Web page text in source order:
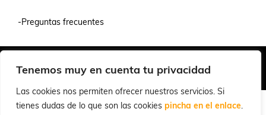
Tenemos muy en cuenta tu privacidad
Las cookies nos permiten ofrecer nuestros servicios. Si
tienes dudas de lo que son las cookies pincha en el enlace.
-Preguntas frecuentes
© 2026 Cuchillalia.com